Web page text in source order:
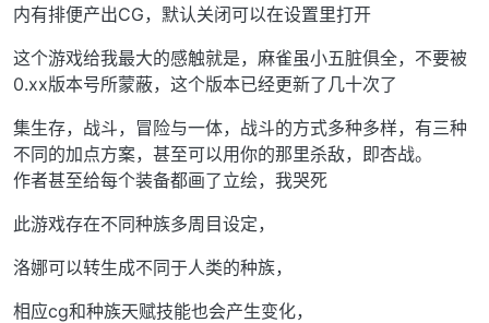
内有排便产出CG，默认关闭可以在设置里打开
这个游戏给我最大的感触就是，麻雀虽小五脏俱全，不要被
0.xx版本号所蒙蔽，这个版本已经更新了几十次了
集生存，战斗，冒险与一体，战斗的方式多种多样，有三种
不同的加点方案，甚至可以用你的那里杀敌，即杏战。
作者甚至给每个装备都画了立绘，我哭死
此游戏存在不同种族多周目设定，
洛娜可以转生成不同于人类的种族，
相应cg和种族天赋技能也会产生变化，